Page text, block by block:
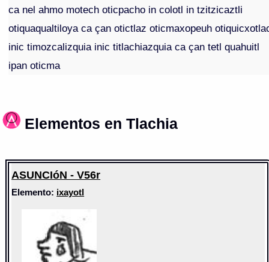
ca nel ahmo motech oticpacho in colotl in tzitzicaztli
otiquaqualtiloya ca çan otictlaz oticmaxopeuh
inic timozcalizquia inic titlachiazquia ca çan tetl quahuitl
ipan oticma
Elementos en Tlachia
ASUNCIóN - V56r
Elemento: ixayotl